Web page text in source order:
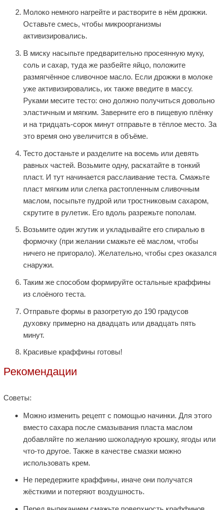
Молоко немного нагрейте и растворите в нём дрожжи.
Оставьте смесь, чтобы микроорганизмы
активизировались.
В миску насыпьте предварительно просеянную муку,
соль и сахар, туда же разбейте яйцо, положите
размягчённое сливочное масло. Если дрожжи в молоке
уже активизировались, их также введите в массу.
Руками месите тесто: оно должно получиться довольно
эластичным и мягким. Заверните его в пищевую плёнку
и на тридцать-сорок минут отправьте в тёплое место. За
это время оно увеличится в объёме.
Тесто достаньте и разделите на восемь или девять
равных частей. Возьмите одну, раскатайте в тонкий
пласт. И тут начинается расслаивание теста. Смажьте
пласт мягким или слегка растопленным сливочным
маслом, посыпьте пудрой или тростниковым сахаром,
скрутите в рулетик. Его вдоль разрежьте пополам.
Возьмите один жгутик и укладывайте его спиралью в
формочку (при желании смажьте её маслом, чтобы
ничего не пригорало). Желательно, чтобы срез оказался
снаружи.
Таким же способом формируйте остальные краффины
из слоёного теста.
Отправьте формы в разогретую до 190 градусов
духовку примерно на двадцать или двадцать пять
минут.
Красивые краффины готовы!
Рекомендации
Советы:
Можно изменить рецепт с помощью начинки. Для этого
вместо сахара после смазывания пласта маслом
добавляйте по желанию шоколадную крошку, ягоды или
что-то другое. Также в качестве смазки можно
использовать крем.
Не передержите краффины, иначе они получатся
жёсткими и потеряют воздушность.